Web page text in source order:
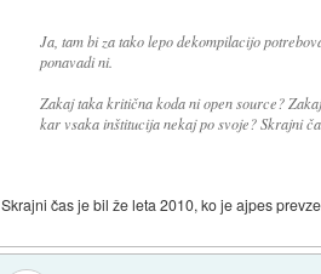
Ja, tam bi za tako lepo dekompilacijo
ponavadi ni.
Zakaj taka kritična koda ni open source?
kar vsaka inštitucija nekaj po svoje? Skrajni
Skrajni čas je bil že leta 2010, ko je ajpes